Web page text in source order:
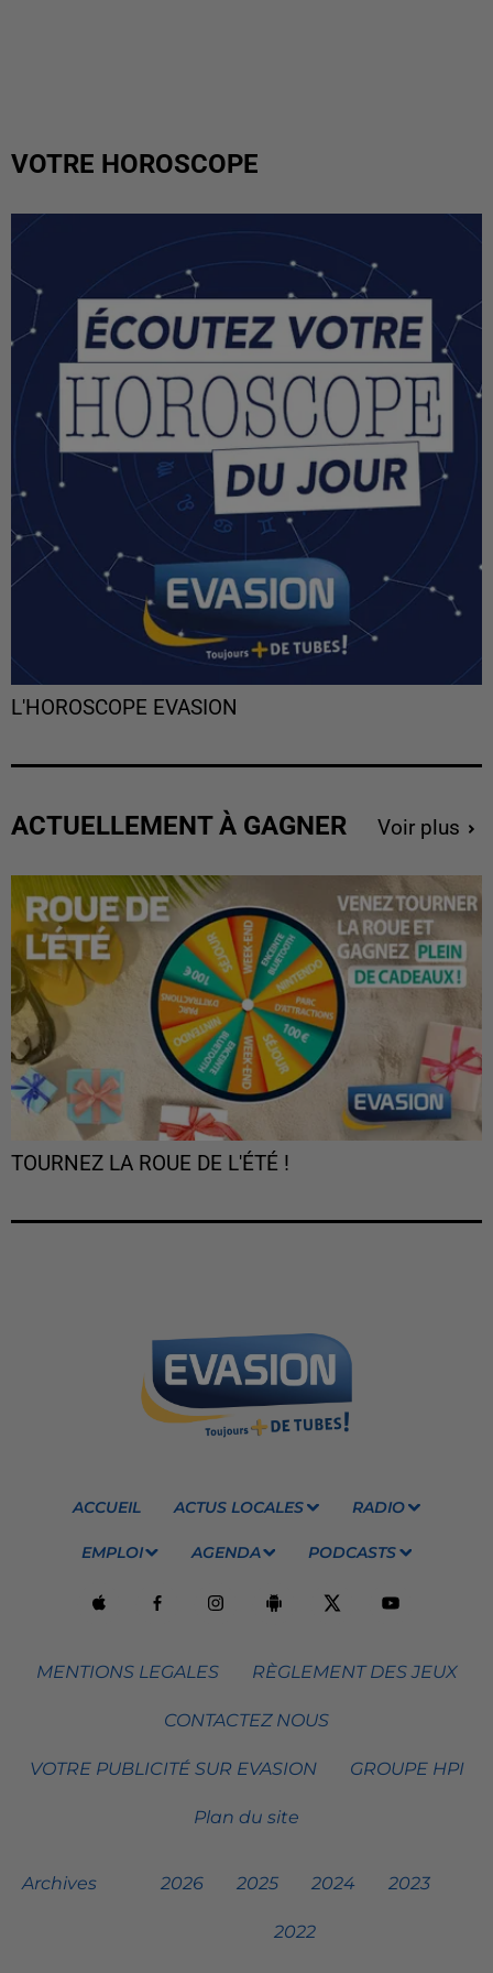
VOTRE HOROSCOPE
L'HOROSCOPE EVASION
ACTUELLEMENT À GAGNER Voir plus
TOURNEZ LA ROUE DE L'ÉTÉ !
ACCUEIL ACTUS LOCALES RADIO
EMPLOI AGENDA PODCASTS
MENTIONS LEGALES RÈGLEMENT DES JEUX
CONTACTEZ NOUS
VOTRE PUBLICITÉ SUR EVASION GROUPE HPI
Plan du site
Archives 2026 2025 2024 2023
2022